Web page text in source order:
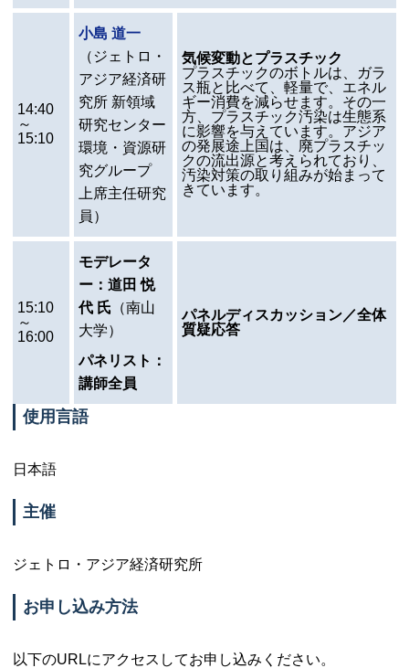
14:40
～
15:10
小島 道一
（ジェトロ・
アジア経済研
究所 新領域
研究センター
環境・資源研
究グループ
上席主任研究
員）
気候変動とプラスチック
プラスチックのボトルは、ガラ
ス瓶と比べて、軽量で、エネル
ギー消費を減らせます。その一
方、プラスチック汚染は生態系
に影響を与えています。アジア
の発展途上国は、廃プラスチッ
クの流出源と考えられており、
汚染対策の取り組みが始まって
きています。
15:10
～
16:00
モデレータ
ー：道田 悦
代 氏 （南山
大学）
パネリスト：
講師全員
パネルディスカッション／全体
質疑応答
使用言語
日本語
主催
ジェトロ・アジア経済研究所
お申し込み方法
以下のURLにアクセスしてお申し込みください。